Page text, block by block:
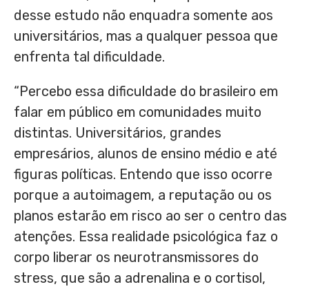
desse estudo não enquadra somente aos
universitários, mas a qualquer pessoa que
enfrenta tal dificuldade.
“Percebo essa dificuldade do brasileiro em
falar em público em comunidades muito
distintas. Universitários, grandes
empresários, alunos de ensino médio e até
figuras políticas. Entendo que isso ocorre
porque a autoimagem, a reputação ou os
planos estarão em risco ao ser o centro das
atenções. Essa realidade psicológica faz o
corpo liberar os neurotransmissores do
stress, que são a adrenalina e o cortisol,